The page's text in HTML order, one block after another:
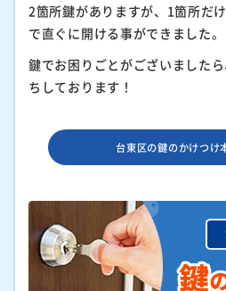
2箇所鍵がありますが、1箇所だ
で直ぐに開ける事ができました。
鍵でお困りごとがございました
ちしております！
台東区の鍵のかけつけ